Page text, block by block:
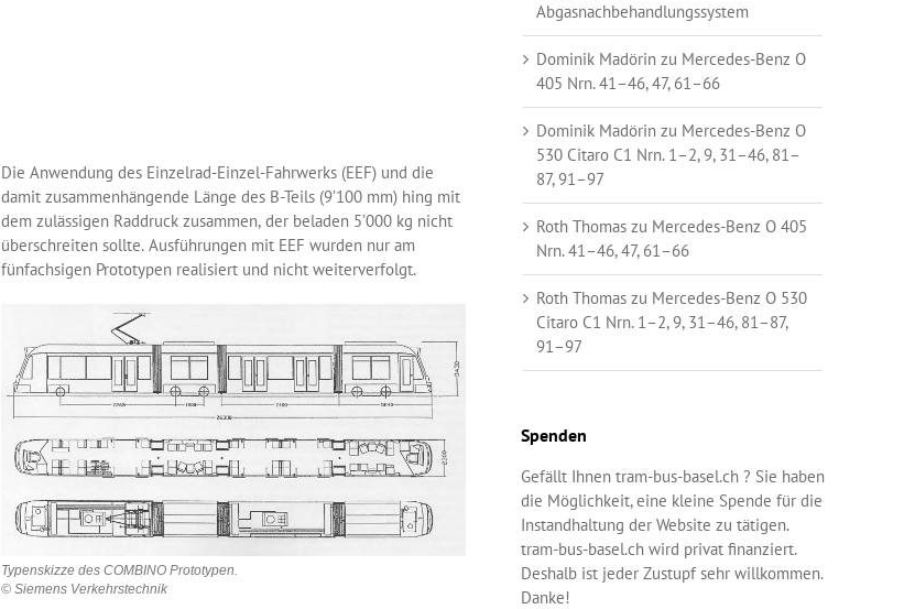
Die Anwendung des Einzelrad-Einzel-Fahrwerks (EEF) und die
damit zusammenhängende Länge des B-Teils (9’100 mm) hing mit
dem zulässigen Raddruck zusammen, der beladen 5’000 kg nicht
überschreiten sollte. Ausführungen mit EEF wurden nur am
fünfachsigen Prototypen realisiert und nicht weiterverfolgt.
Typenskizze des COMBINO Prototypen.
© Siemens Verkehrstechnik
Abgasnachbehandlungssystem
Dominik Madörin zu Mercedes-Benz O
405 Nrn. 41–46, 47, 61–66
Dominik Madörin zu Mercedes-Benz O
530 Citaro C1 Nrn. 1–2, 9, 31–46, 81–
87, 91–97
Roth Thomas zu Mercedes-Benz O 405
Nrn. 41–46, 47, 61–66
Roth Thomas zu Mercedes-Benz O 530
Citaro C1 Nrn. 1–2, 9, 31–46, 81–87,
91–97
Spenden
Gefällt Ihnen tram-bus-basel.ch ? Sie haben
die Möglichkeit, eine kleine Spende für die
Instandhaltung der Website zu tätigen.
tram-bus-basel.ch wird privat finanziert.
Deshalb ist jeder Zustupf sehr willkommen.
Danke!